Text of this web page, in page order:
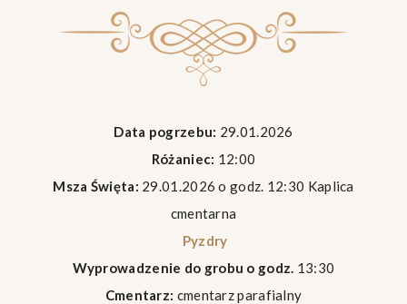
Data pogrzebu: 29.01.2026
Różaniec: 12:00
Msza Święta: 29.01.2026 o godz. 12:30 Kaplica
cmentarna
Pyzdry
Wyprowadzenie do grobu o godz. 13:30
Cmentarz: cmentarz parafialny